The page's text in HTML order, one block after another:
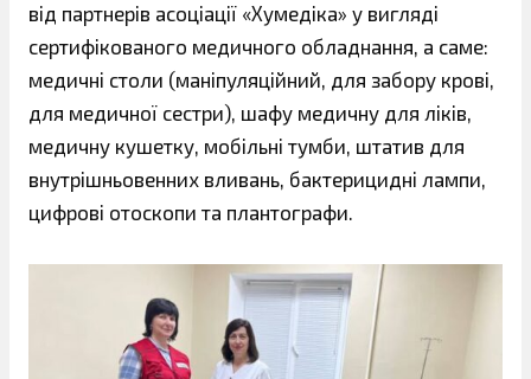
від партнерів асоціації «Хумедіка» у вигляді
сертифікованого медичного обладнання, а саме:
медичні столи (маніпуляційний, для забору крові,
для медичної сестри), шафу медичну для ліків,
медичну кушетку, мобільні тумби, штатив для
внутрішньовенних вливань, бактерицидні лампи,
цифрові отоскопи та плантографи.